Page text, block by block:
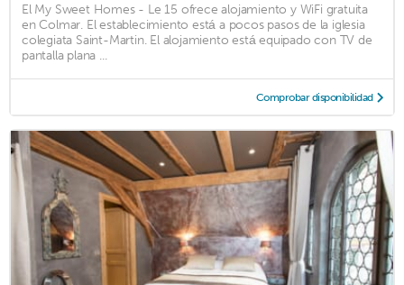
El My Sweet Homes - Le 15 ofrece alojamiento y WiFi gratuita
en Colmar. El establecimiento está a pocos pasos de la iglesia
colegiata Saint-Martin. El alojamiento está equipado con TV de
pantalla plana ...
Comprobar disponibilidad